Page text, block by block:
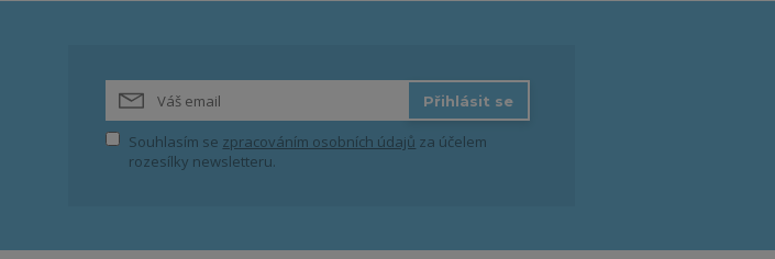
Přihlásit se
Souhlasím se zpracováním osobních údajů za účelem
rozesílky newsletteru.